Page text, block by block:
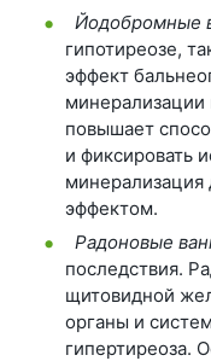
Йодобромные
гипотиреозе,
эффект
минерализации
повышает
и фиксировать
эффектом.
Радоновые
последствия.
щитовидной
органы и
гипертиреоза.